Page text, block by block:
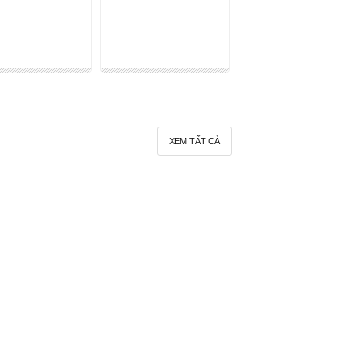
XEM TẤT CẢ